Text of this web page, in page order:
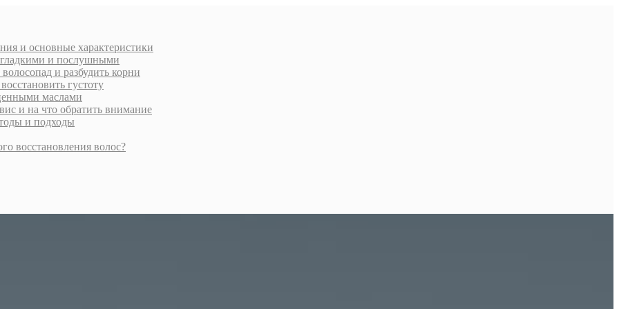
и основные характеристики
гладкими и послушными
и разбудить корни
густоту
маслами
и на что обратить внимание
и подходы
восстановления волос?